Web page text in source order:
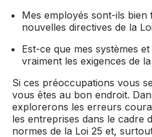
Mes employés sont-ils
nouvelles directives de la
Est-ce que mes systèmes
vraiment les exigences de
Si ces préoccupations vous
vous êtes au bon endroit.
explorerons les erreurs
les entreprises dans le cadre
normes de la Loi 25 et,